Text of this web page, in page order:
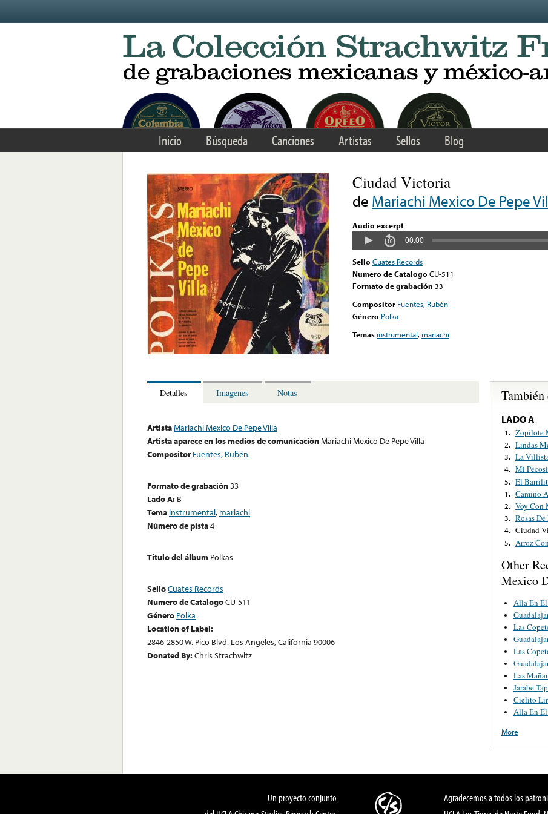
Inicio Búsqueda Canciones Artistas Sellos Blog
Ciudad Victoria
de Mariachi Mexico De Pepe
Audio excerpt
00:00
Sello Cuates Records
Numero de Catalogo CU-511
Formato de grabación 33
Compositor Fuentes, Rubén
Género Polka
Temas instrumental, mariachi
Detalles Imagenes Notas
ArtistaMariachi Mexico De Pepe Villa
Artista aparece en los medios de comunicaciónMariachi Mexico De Pepe Villa
Compositor Fuentes, Rubén
Formato de grabación33
Lado A: B
Tema instrumental, mariachi
Número de pista4
Título del álbum Polkas
SelloCuates Records
Numero de CatalogoCU-511
Género Polka
Location of Label:
2846-2850 W. Pico Blvd. Los Angeles, California 90006
Donated By:Chris Strachwitz
También
LADO A
1. Zopilote
2. Lindas
3. La
4. Mi
5. El
1. Camino
2. Voy Con
3. Rosas
4. Ciudad
5. Arroz
Other
Mexico
Alla En El
Las
Las
Las
Jarabe
Cielito
Alla En El
More
Un proyecto conjunto
Agradecemos a todos los